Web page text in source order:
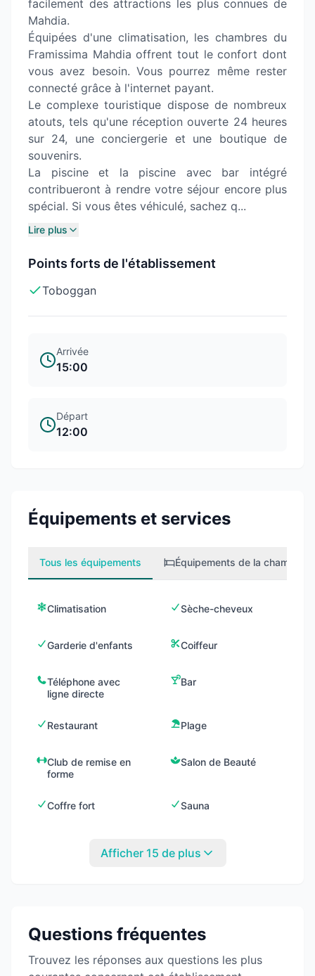
facilement des attractions les plus connues de
Mahdia.
Équipées d'une climatisation, les chambres du
Framissima Mahdia offrent tout le confort dont
vous avez besoin. Vous pourrez même rester
connecté grâce à l'internet payant.
Le complexe touristique dispose de nombreux
atouts, tels qu'une réception ouverte 24 heures
sur 24, une conciergerie et une boutique de
souvenirs.
La piscine et la piscine avec bar intégré
contribueront à rendre votre séjour encore plus
spécial. Si vous êtes véhiculé, sachez q...
Lire plus
Points forts de l'établissement
Toboggan
Arrivée
15:00
Départ
12:00
Équipements et services
Tous les équipements Équipements de la chambre
Climatisation Sèche-cheveux
Garderie d'enfants Coiffeur
Téléphone avec
ligne directe
Bar
Restaurant Plage
Club de remise en
forme
Salon de Beauté
Coffre fort Sauna
Afficher 15 de plus
Questions fréquentes
Trouvez les réponses aux questions les plus